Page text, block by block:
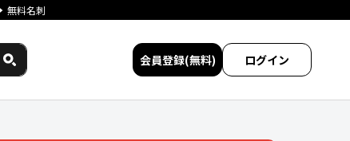
無料名刺
会員登録(無料) ログイン